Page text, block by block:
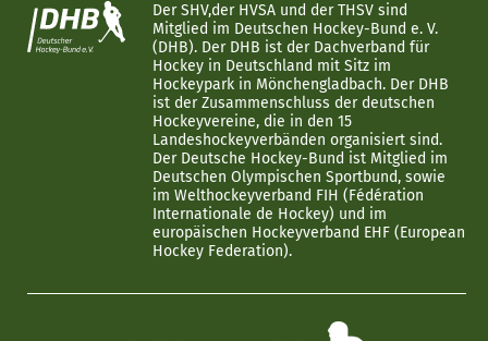
Der SHV,der HVSA und der THSV sind
Mitglied im Deutschen Hockey-Bund e. V.
(DHB). Der DHB ist der Dachverband für
Hockey in Deutschland mit Sitz im
Hockeypark in Mönchengladbach. Der DHB
ist der Zusammenschluss der deutschen
Hockeyvereine, die in den 15
Landeshockeyverbänden organisiert sind.
Der Deutsche Hockey-Bund ist Mitglied im
Deutschen Olympischen Sportbund, sowie
im Welthockeyverband FIH (Fédération
Internationale de Hockey) und im
europäischen Hockeyverband EHF (European
Hockey Federation).